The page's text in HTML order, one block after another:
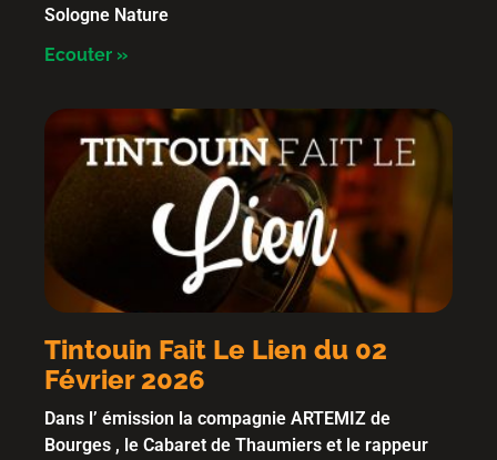
Sologne Nature
Ecouter »
Tintouin Fait Le Lien du 02
Février 2026
Dans l’ émission la compagnie ARTEMIZ de
Bourges , le Cabaret de Thaumiers et le rappeur